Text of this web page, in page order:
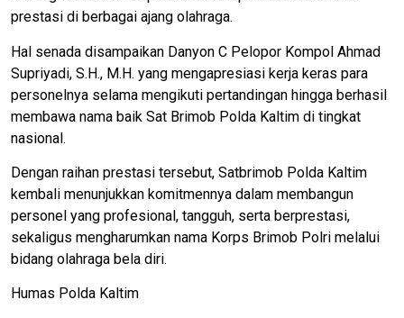
prestasi di berbagai ajang olahraga.
Hal senada disampaikan Danyon C Pelopor Kompol Ahmad
Supriyadi, S.H., M.H. yang mengapresiasi kerja keras para
personelnya selama mengikuti pertandingan hingga berhasil
membawa nama baik Sat Brimob Polda Kaltim di tingkat
nasional.
Dengan raihan prestasi tersebut, Satbrimob Polda Kaltim
kembali menunjukkan komitmennya dalam membangun
personel yang profesional, tangguh, serta berprestasi,
sekaligus mengharumkan nama Korps Brimob Polri melalui
bidang olahraga bela diri.
Humas Polda Kaltim